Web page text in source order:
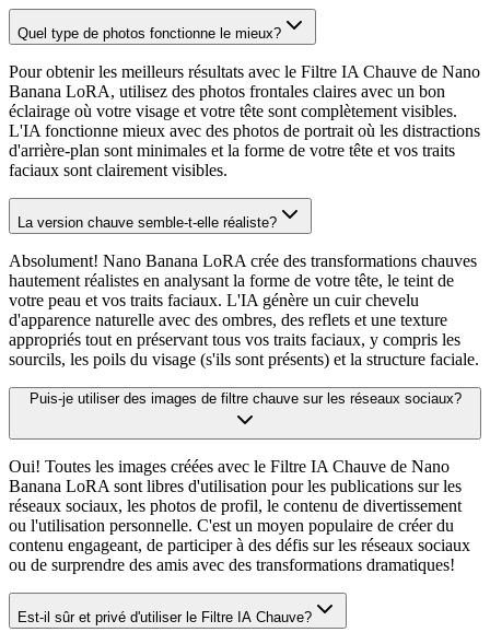
Quel type de photos fonctionne le mieux?
Pour obtenir les meilleurs résultats avec le Filtre IA Chauve de Nano
Banana LoRA, utilisez des photos frontales claires avec un bon
éclairage où votre visage et votre tête sont complètement visibles.
L'IA fonctionne mieux avec des photos de portrait où les distractions
d'arrière-plan sont minimales et la forme de votre tête et vos traits
faciaux sont clairement visibles.
La version chauve semble-t-elle réaliste?
Absolument! Nano Banana LoRA crée des transformations chauves
hautement réalistes en analysant la forme de votre tête, le teint de
votre peau et vos traits faciaux. L'IA génère un cuir chevelu
d'apparence naturelle avec des ombres, des reflets et une texture
appropriés tout en préservant tous vos traits faciaux, y compris les
sourcils, les poils du visage (s'ils sont présents) et la structure faciale.
Puis-je utiliser des images de filtre chauve sur les réseaux sociaux?
Oui! Toutes les images créées avec le Filtre IA Chauve de Nano
Banana LoRA sont libres d'utilisation pour les publications sur les
réseaux sociaux, les photos de profil, le contenu de divertissement
ou l'utilisation personnelle. C'est un moyen populaire de créer du
contenu engageant, de participer à des défis sur les réseaux sociaux
ou de surprendre des amis avec des transformations dramatiques!
Est-il sûr et privé d'utiliser le Filtre IA Chauve?